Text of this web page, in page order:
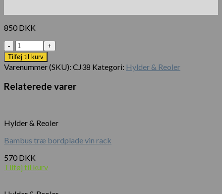
850 DKK
Antal
Tilføj til kurv
Varenummer (SKU): CJ38 Kategori: Hylder & Reoler
Relaterede varer
Hylder & Reoler
Bambus træ bordplade vin rack
570 DKK
Tilføj til kurv